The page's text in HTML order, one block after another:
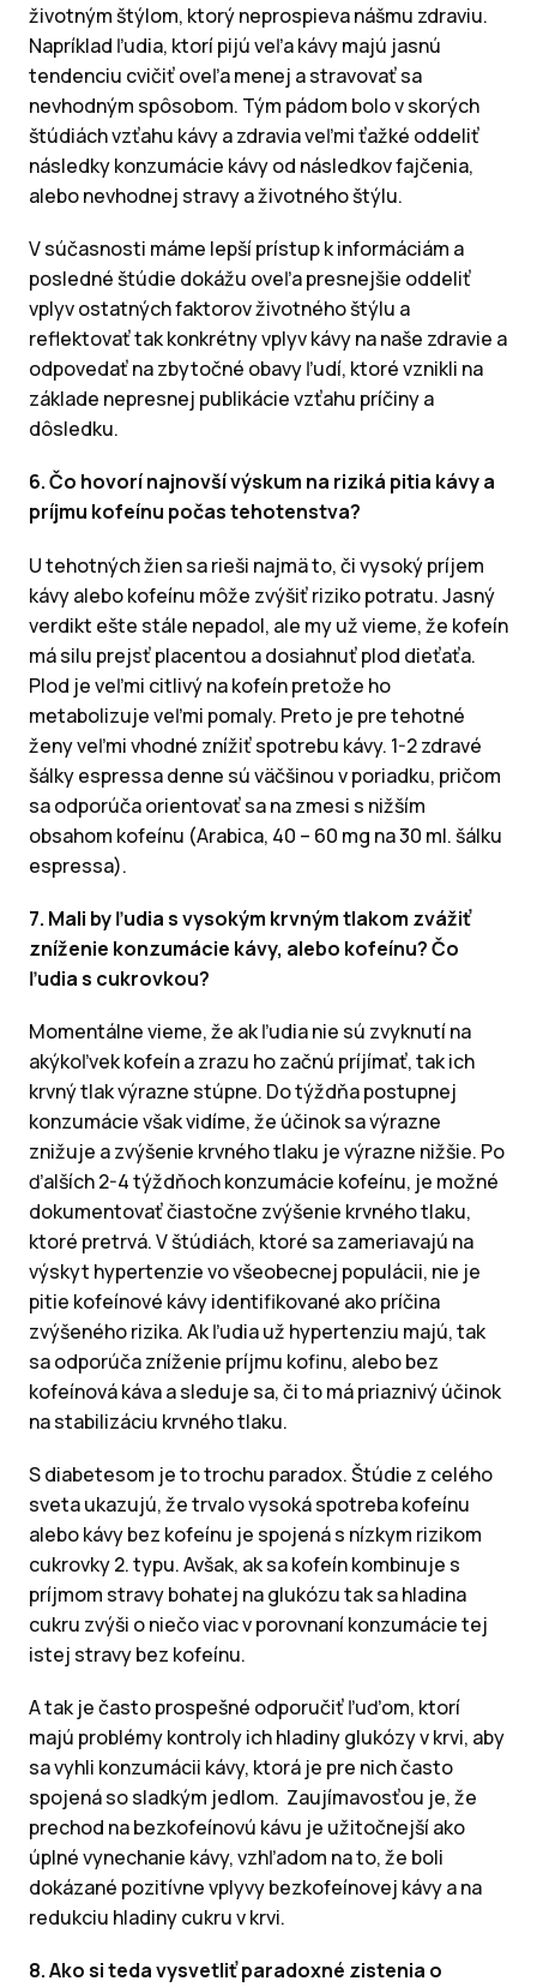
životným štýlom, ktorý neprospieva nášmu zdraviu.
Napríklad ľudia, ktorí pijú veľa kávy majú jasnú
tendenciu cvičiť oveľa menej a stravovať sa
nevhodným spôsobom. Tým pádom bolo v skorých
štúdiách vzťahu kávy a zdravia veľmi ťažké oddeliť
následky konzumácie kávy od následkov fajčenia,
alebo nevhodnej stravy a životného štýlu.
V súčasnosti máme lepší prístup k informáciám a
posledné štúdie dokážu oveľa presnejšie oddeliť
vplyv ostatných faktorov životného štýlu a
reflektovať tak konkrétny vplyv kávy na naše zdravie a
odpovedať na zbytočné obavy ľudí, ktoré vznikli na
základe nepresnej publikácie vzťahu príčiny a
dôsledku.
6. Čo hovorí najnovší výskum na riziká pitia kávy a
príjmu kofeínu počas tehotenstva?
U tehotných žien sa rieši najmä to, či vysoký príjem
kávy alebo kofeínu môže zvýšiť riziko potratu. Jasný
verdikt ešte stále nepadol, ale my už vieme, že kofeín
má silu prejsť placentou a dosiahnuť plod dieťaťa.
Plod je veľmi citlivý na kofeín pretože ho
metabolizuje veľmi pomaly. Preto je pre tehotné
ženy veľmi vhodné znížiť spotrebu kávy. 1-2 zdravé
šálky espressa denne sú väčšinou v poriadku, pričom
sa odporúča orientovať sa na zmesi s nižším
obsahom kofeínu (Arabica, 40 – 60 mg na 30 ml. šálku
espressa).
7. Mali by ľudia s vysokým krvným tlakom zvážiť
zníženie konzumácie kávy, alebo kofeínu? Čo
ľudia s cukrovkou?
Momentálne vieme, že ak ľudia nie sú zvyknutí na
akýkoľvek kofeín a zrazu ho začnú príjímať, tak ich
krvný tlak výrazne stúpne. Do týždňa postupnej
konzumácie však vidíme, že účinok sa výrazne
znižuje a zvýšenie krvného tlaku je výrazne nižšie. Po
ďalších 2-4 týždňoch konzumácie kofeínu, je možné
dokumentovať čiastočne zvýšenie krvného tlaku,
ktoré pretrvá. V štúdiách, ktoré sa zameriavajú na
výskyt hypertenzie vo všeobecnej populácii, nie je
pitie kofeínové kávy identifikované ako príčina
zvýšeného rizika. Ak ľudia už hypertenziu majú, tak
sa odporúča zníženie príjmu kofinu, alebo bez
kofeínová káva a sleduje sa, či to má priaznivý účinok
na stabilizáciu krvného tlaku.
S diabetesom je to trochu paradox. Štúdie z celého
sveta ukazujú, že trvalo vysoká spotreba kofeínu
alebo kávy bez kofeínu je spojená s nízkym rizikom
cukrovky 2. typu. Avšak, ak sa kofeín kombinuje s
príjmom stravy bohatej na glukózu tak sa hladina
cukru zvýši o niečo viac v porovnaní konzumácie tej
istej stravy bez kofeínu.
A tak je často prospešné odporučiť ľuďom, ktorí
majú problémy kontroly ich hladiny glukózy v krvi, aby
sa vyhli konzumácii kávy, ktorá je pre nich často
spojená so sladkým jedlom. Zaujímavosťou je, že
prechod na bezkofeínovú kávu je užitočnejší ako
úplné vynechanie kávy, vzhľadom na to, že boli
dokázané pozitívne vplyvy bezkofeínovej kávy a na
redukciu hladiny cukru v krvi.
8. Ako si teda vysvetliť paradoxné zistenia o